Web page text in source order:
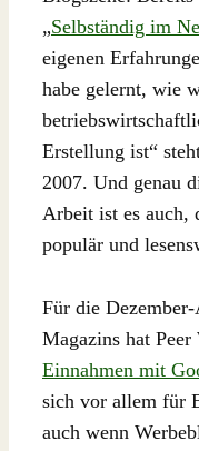
„Selbständig im
eigenen
habe gelernt, wie
Erstellung ist“
2007. Und genau
Arbeit ist es auch,
populär und
Für die
Magazins hat
Einnahmen mit
sich vor allem für
auch wenn